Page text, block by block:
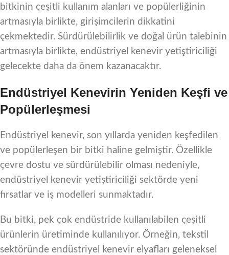
bitkinin çeşitli kullanım alanları ve popülerliğinin
artmasıyla birlikte, girişimcilerin dikkatini
çekmektedir. Sürdürülebilirlik ve doğal ürün talebinin
artmasıyla birlikte, endüstriyel kenevir yetiştiriciliği
gelecekte daha da önem kazanacaktır.
Endüstriyel Kenevirin Yeniden Keşfi ve
Popülerleşmesi
Endüstriyel kenevir, son yıllarda yeniden keşfedilen
ve popülerleşen bir bitki haline gelmiştir. Özellikle
çevre dostu ve sürdürülebilir olması nedeniyle,
endüstriyel kenevir yetiştiriciliği sektörde yeni
fırsatlar ve iş modelleri sunmaktadır.
Bu bitki, pek çok endüstride kullanılabilen çeşitli
ürünlerin üretiminde kullanılıyor. Örneğin, tekstil
sektöründe endüstriyel kenevir elyafları geleneksel